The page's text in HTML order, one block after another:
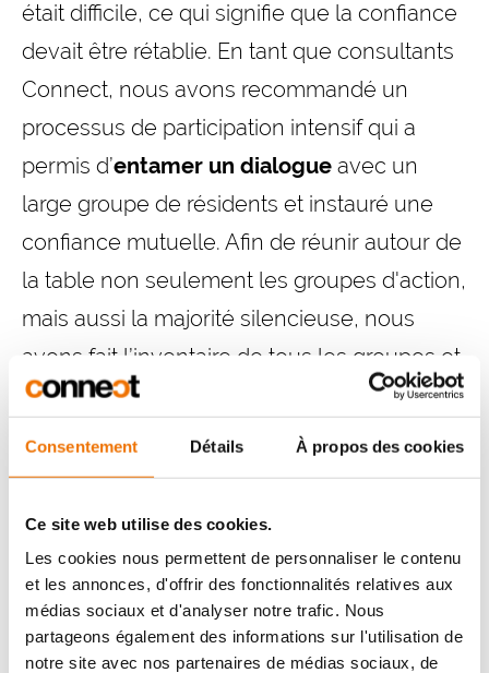
Consentement Détails À propos des cookies
Ce site web utilise des cookies.
Les cookies nous permettent de personnaliser le contenu
et les annonces, d'offrir des fonctionnalités relatives aux
médias sociaux et d'analyser notre trafic. Nous
partageons également des informations sur l'utilisation de
notre site avec nos partenaires de médias sociaux, de
était difficile, ce qui signifie que la confiance
devait être rétablie. En tant que consultants
Connect, nous avons recommandé un
processus de participation intensif qui a
permis d’entamer un dialogue avec un
large groupe de résidents et instauré une
confiance mutuelle. Afin de réunir autour de
la table non seulement les groupes d'action,
mais aussi la majorité silencieuse, nous
avons fait l’inventaire de tous les groupes et
associations du village et nous leur avons
demandé de venir participer au débat
. Cela
a débouché sur unprocessus de
différents ont pu être représentés.
Unecommunication proactiveest donc
également importante. Il faut investir du